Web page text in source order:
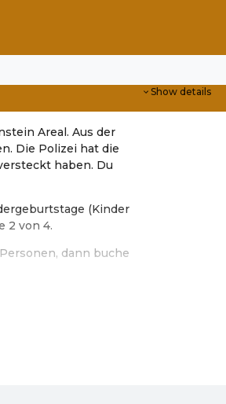
Show details
Areal. Aus der
Die Polizei hat die
haben. Du
(Kinder
2 von 4.
dann buche